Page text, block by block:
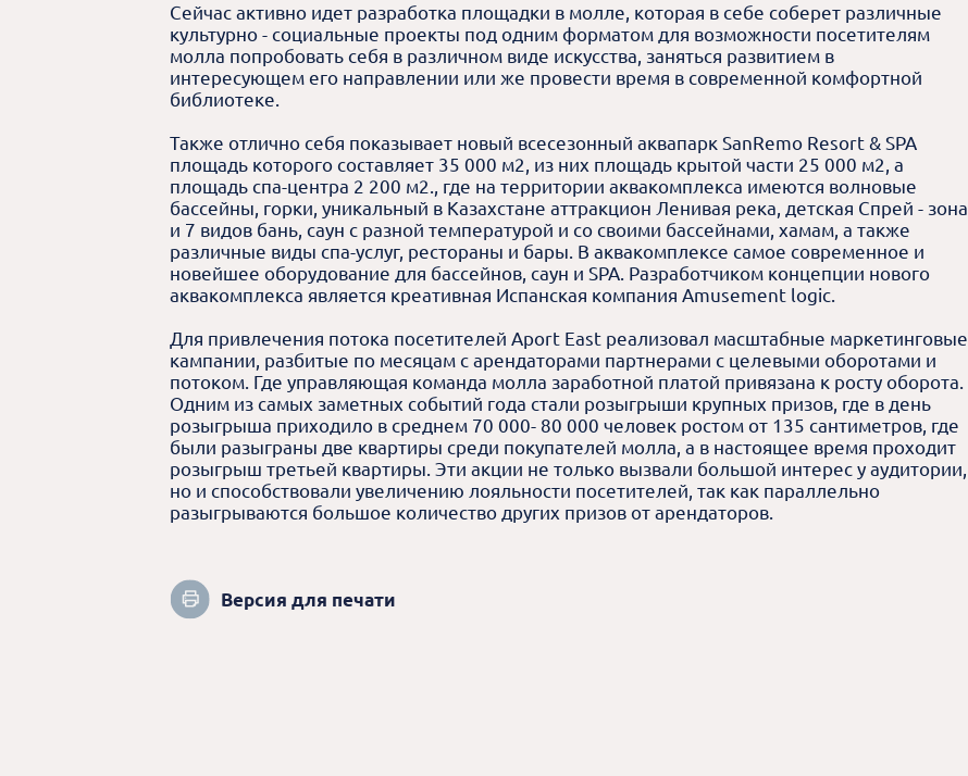
Сейчас активно идет разработка площадки в молле, которая в себе соберет различные
культурно - социальные проекты под одним форматом для возможности посетителям
молла попробовать себя в различном виде искусства, заняться развитием в
интересующем его направлении или же провести время в современной комфортной
библиотеке.
Также отлично себя показывает новый всесезонный аквапарк SanRemo Resort & SPA
площадь которого составляет 35 000 м2, из них площадь крытой части 25 000 м2, а
площадь спа-центра 2 200 м2., где на территории аквакомплекса имеются волновые
бассейны, горки, уникальный в Казахстане аттракцион Ленивая река, детская Спрей - зона
и 7 видов бань, саун с разной температурой и со своими бассейнами, хамам, а также
различные виды спа-услуг, рестораны и бары. В аквакомплексе самое современное и
новейшее оборудование для бассейнов, саун и SPA. Разработчиком концепции нового
аквакомплекса является креативная Испанская компания Amusement logic.
Для привлечения потока посетителей Aport East реализовал масштабные маркетинговые
кампании, разбитые по месяцам с арендаторами партнерами с целевыми оборотами и
потоком. Где управляющая команда молла заработной платой привязана к росту оборота.
Одним из самых заметных событий года стали розыгрыши крупных призов, где в день
розыгрыша приходило в среднем 70 000- 80 000 человек ростом от 135 сантиметров, где
были разыграны две квартиры среди покупателей молла, а в настоящее время проходит
розыгрыш третьей квартиры. Эти акции не только вызвали большой интерес у аудитории,
но и способствовали увеличению лояльности посетителей, так как параллельно
разыгрываются большое количество других призов от арендаторов.
Версия для печати